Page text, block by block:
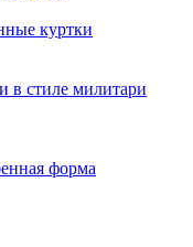
куртки
в стиле милитари
форма